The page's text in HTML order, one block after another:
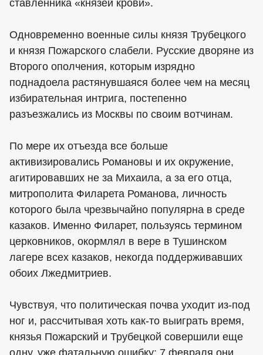
ставленника «князей крови».
Одновременно военные силы князя Трубецкого
и князя Пожарского слабели. Русские дворяне из
Второго ополчения, которым изрядно
поднадоела растянувшаяся более чем на месяц
избирательная интрига, постепенно
разъезжались из Москвы по своим вотчинам.
По мере их отъезда все больше
активизировались Романовы и их окружение,
агитировавших не за Михаила, а за его отца,
митрополита Филарета Романова, личность
которого была чрезвычайно популярна в среде
казаков. Именно Филарет, пользуясь термином
церковников, окормлял в вере в Тушинском
лагере всех казаков, некогда поддерживавших
обоих Лжедмитриев.
Чувствуя, что политическая почва уходит из-под
ног и, рассчитывая хоть как-то выиграть время,
князья Пожарский и Трубецкой совершили еще
одну, уже фатальную ошибку: 7 февраля они